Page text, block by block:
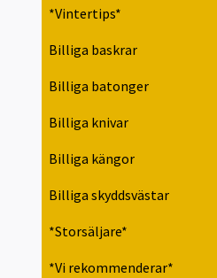
*Vintertips*
Billiga baskrar
Billiga batonger
Billiga knivar
Billiga kängor
Billiga skyddsvästar
*Storsäljare*
*Vi rekommenderar*